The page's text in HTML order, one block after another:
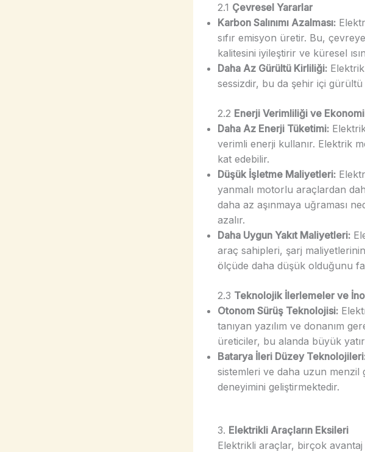
2.1 Çevresel Yararlar
Karbon Salınımı Azalması:
sıfır emisyon üretir. Bu,
kalitesini iyileştirir ve küresel
Daha Az Gürültü Kirliliği:
sessizdir, bu da şehir içi gürültü
2.2 Enerji Verimliliği ve
Daha Az Enerji Tüketimi:
verimli enerji kullanır. Elektrik
kat edebilir.
Düşük İşletme Maliyetleri:
yanmalı motorlu araçlardan
daha az aşınmaya uğraması
azalır.
Daha Uygun Yakıt Maliyetleri:
araç sahipleri, şarj maliyetlerinin
ölçüde daha düşük olduğunu
2.3 Teknolojik İlerlemeler ve
Otonom Sürüş Teknolojisi:
tanıyan yazılım ve donanım
üreticiler, bu alanda büyük
Batarya İleri Düzey
sistemleri ve daha uzun menzil
deneyimini geliştirmektedir.
3. Elektrikli Araçların Eksileri
Elektrikli araçlar, birçok avantaj